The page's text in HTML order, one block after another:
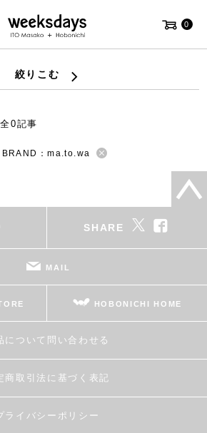
0
絞りこむ
全0記事
BRAND：ma.to.wa
SHARE
MAIL
HOBONICHI HOME
について問い合わせる
商取引法に基づく表記
ライバシーポリシー